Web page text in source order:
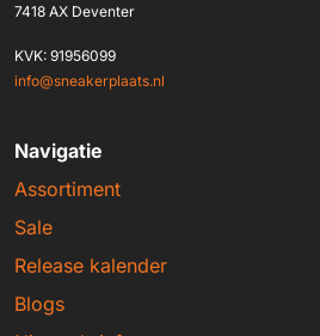
7418 AX Deventer
KVK: 91956099
info@sneakerplaats.nl
Navigatie
Assortiment
Sale
Release kalender
Blogs